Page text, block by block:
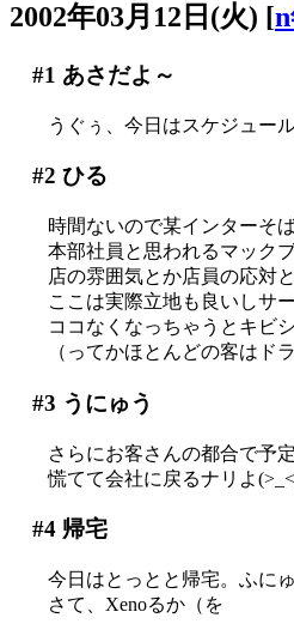
2002年03月12日(火) [
#1 あさだよ～
うぐぅ、今日はスケジュー
#2 ひる
時間ないので某インターそ
本部社員と思われるマック
店の雰囲気とか店員の応対
ここは実際立地も良いしサ
ココなくなっちゃうとキビ
（ってかほとんどの客はド
#3 うにゅう
さらにお客さんの都合で予
慌てて会社に戻るナリよ
#4帰宅
今日はとっとと帰宅。ふに
さて、Xenoるか（を